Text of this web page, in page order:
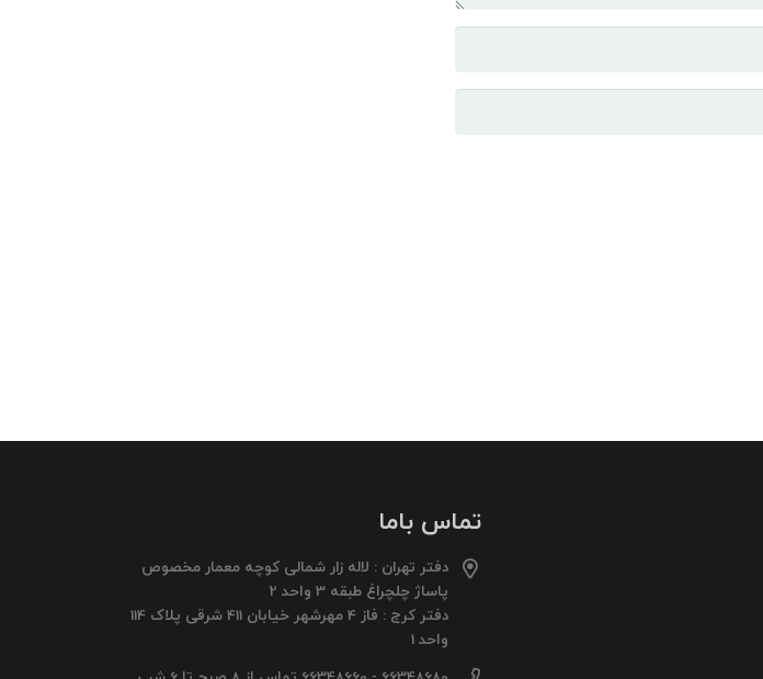
تماس باما
دفتر تهران : لاله زار شمالی کوچه معمار مخصوص
پاساژ چلچراغ طبقه 3 واحد 2
دفتر کرج : فاز 4 مهرشهر خیابان 411 شرقی پلاک 114
واحد 1